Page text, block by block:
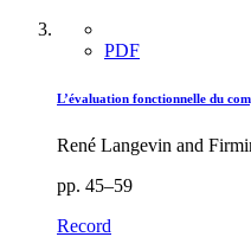
PDF
L’évaluation fonctionnelle du
René Langevin and
pp. 45–59
Record